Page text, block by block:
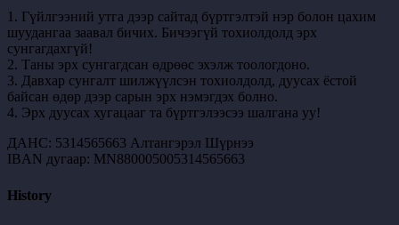
1. Гүйлгээний утга дээр сайтад бүртгэлтэй нэр болон цахим
шуудангаа заавал бичих. Бичээгүй тохиолдолд эрх
сунгагдахгүй!
2. Таны эрх сунгагдсан өдрөөс эхэлж тоологдоно.
3. Давхар сунгалт шилжүүлсэн тохиолдолд, дуусах ёстой
байсан өдөр дээр сарын эрх нэмэгдэх болно.
4. Эрх дуусах хугацааг та бүртгэлээсээ шалгана уу!
ДАНС: 5314565663 Алтангэрэл Шүрнээ
IBAN дугаар: MN880005005314565663
History